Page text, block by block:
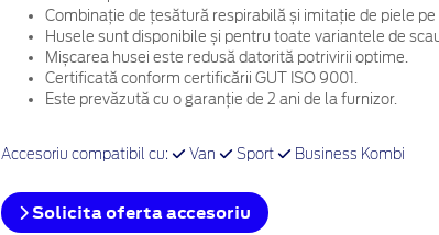
Combinație de țesătură respirabilă și imitație de piele
Husele sunt disponibile și pentru toate variantele de
Mișcarea husei este redusă datorită potrivirii optime.
Certificată conform certificării GUT ISO 9001.
Este prevăzută cu o garanție de 2 ani de la furnizor.
Accesoriu compatibil cu: Van Sport Business Kombi
Solicita oferta accesoriu